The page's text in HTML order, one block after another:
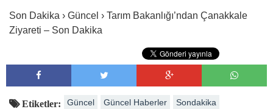
Son Dakika › Güncel › Tarım Bakanlığı’ndan Çanakkale
Ziyareti – Son Dakika
Etiketler: Güncel Güncel Haberler Sondakika